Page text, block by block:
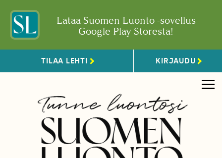
Lataa Suomen Luonto -sovellus
Google Play Storesta!
TILAA LEHTI KIRJAUDU